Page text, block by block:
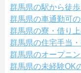
群馬県の駅から徒
群馬県の車通勤可
群馬県の寮・借り
群馬県の住宅手当
群馬県のオープニ
群馬県の未経験OK